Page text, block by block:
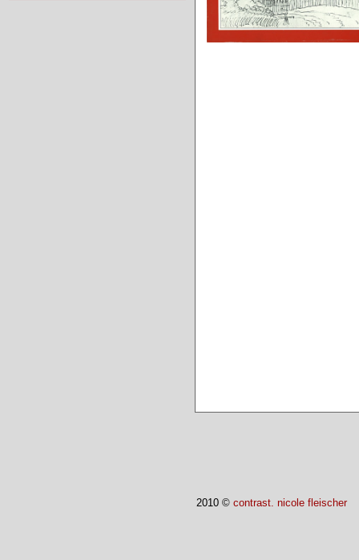
2010 © contrast. nicole fleischer